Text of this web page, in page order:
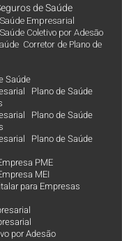
de Saúde
Empresarial
Coletivo por Adesão
Corretor de Plano de
Saúde
Plano de Saúde
Plano de Saúde
Plano de Saúde
PME
MEI
para Empresas
por Adesão